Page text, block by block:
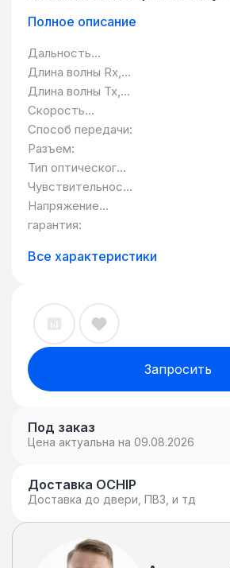
оборудования локальной
Трансиверы работают на
канале, осуществляя
WDM-технологии на
с. Различные модели
длину волны, а также
передачи.
Полное описание
Дальность
передачи, км:
Длина волны Rx,
нм:
Длина волны Tx,
нм:
Скорость
передачи данных,
Гбит/c:
Способ передачи:
Разъем:
Тип оптического
волокна:
Чувствительност
ь, дБ:
Напряжение
питания:
гарантия:
Все характеристики
Запросить
Под заказ
Цена актуальна на 09.08.2026
Доставка OCHIP
Доставка до двери, ПВЗ, и тд